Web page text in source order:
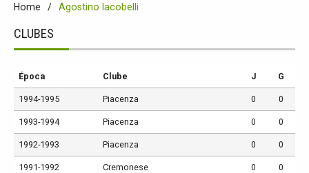
Home Agostino Iacobelli
CLUBES
Época Clube J G
1994-1995 Piacenza 0 0
1993-1994 Piacenza 0 0
1992-1993 Piacenza 0 0
1991-1992 Cremonese 0 0